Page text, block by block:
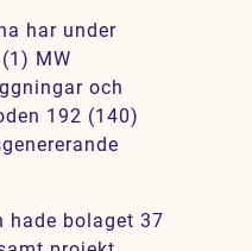
har under
MW
och
192 (140)
hade bolaget 37